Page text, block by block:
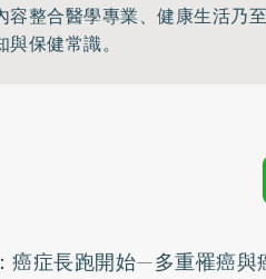
容整合醫學專業、健康生活乃
保健常識。
癌症長跑開始—多重罹癌與